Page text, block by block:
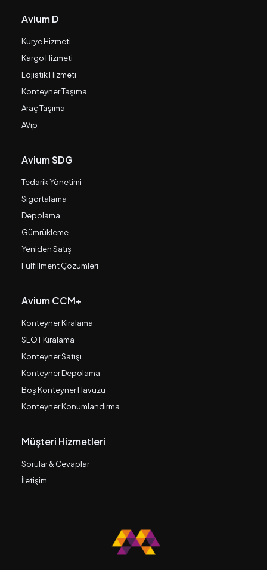
Avium D
Kurye Hizmeti
Kargo Hizmeti
Lojistik Hizmeti
Konteyner Taşıma
Araç Taşıma
AVip
Avium SDG
Tedarik Yönetimi
Sigortalama
Depolama
Gümrükleme
Yeniden Satış
Fulfillment Çözümleri
Avium CCM+
Konteyner Kiralama
SLOT Kiralama
Konteyner Satışı
Konteyner Depolama
Boş Konteyner Havuzu
Konteyner Konumlandırma
Müşteri Hizmetleri
Sorular & Cevaplar
İletişim